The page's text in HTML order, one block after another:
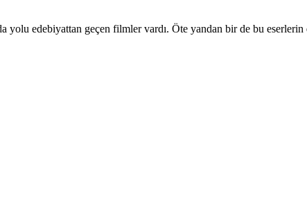
edebiyattan geçen filmler vardı. Öte yandan bir de bu eserlerin